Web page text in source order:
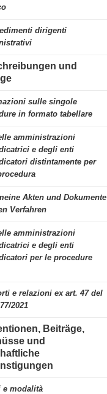
dirigenti
und
sulle singole
in formato tabellare
amministrazioni
e degli enti
distintamente per
Akten und Dokumente
Verfahren
amministrazioni
e degli enti
per le procedure
e relazioni ex art. 47 del
2021
Beiträge,
und
e modalità